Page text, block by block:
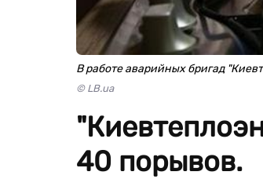
В работе аварийных бригад
© LB.ua
40 порывов.